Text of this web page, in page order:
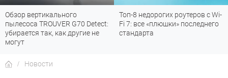
Обзор вертикального
пылесоса TROUVER G70 Detect:
убирается так, как другие не
могут
Топ-8 недорогих роутеров с Wi-
Fi 7: все «плюшки» последнего
стандарта
Новости